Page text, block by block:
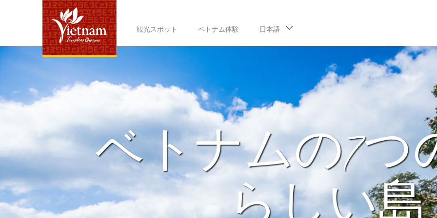
観光スポット ベトナム体験 日本語
ベトナムの7つ